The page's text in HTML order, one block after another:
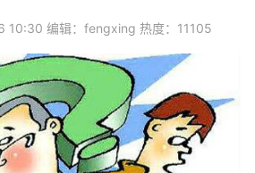
10:30 编辑：fengxing 热度：11105